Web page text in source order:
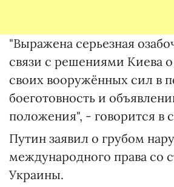
"Выражена серьезная
связи с решениями Киева
своих вооружённых сил в
боеготовность и
положения", - говорится в
Путин заявил о грубом
международного права со
Украины.